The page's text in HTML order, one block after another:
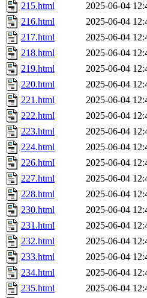
215.html
2025-06-04
216.html
2025-06-04
217.html
2025-06-04
218.html
2025-06-04
219.html
2025-06-04
220.html
2025-06-04
221.html
2025-06-04
222.html
2025-06-04
223.html
2025-06-04
224.html
2025-06-04
226.html
2025-06-04
227.html
2025-06-04
228.html
2025-06-04
230.html
2025-06-04
231.html
2025-06-04
232.html
2025-06-04
233.html
2025-06-04
234.html
2025-06-04
235.html
2025-06-04